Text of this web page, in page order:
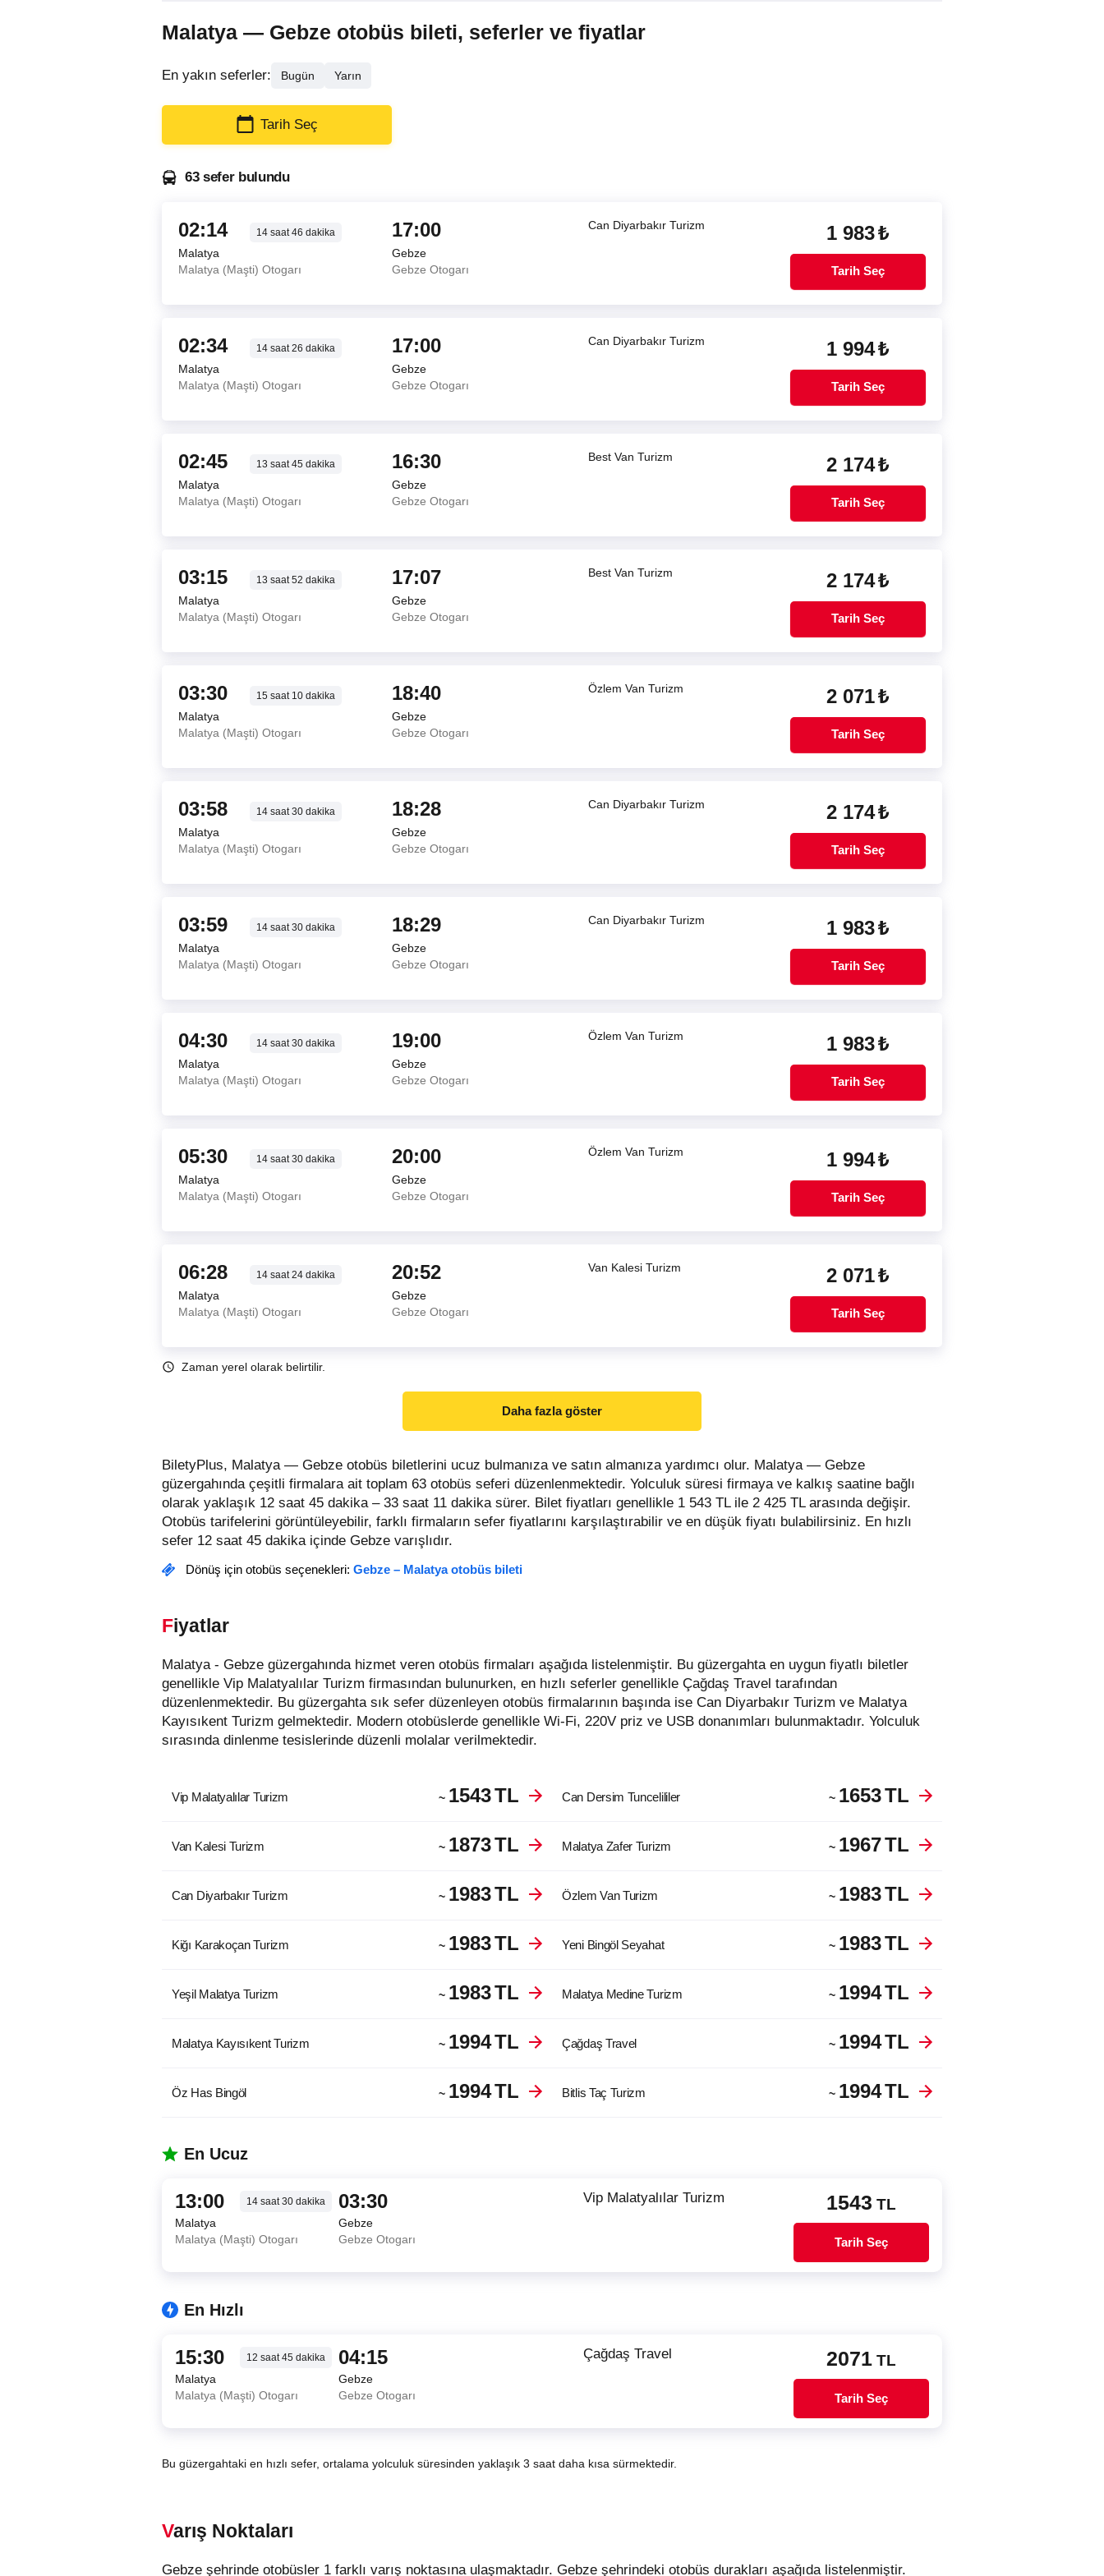
Malatya — Gebze otobüs bileti, seferler ve fiyatlar
En yakın seferler: Bugün Yarın
Tarih Seç
63 sefer bulundu
02:14 14 saat46 dakika
Malatya
Malatya (Maşti) Otogarı
17:00
Gebze
Gebze Otogarı
Can Diyarbakır Turizm 1 983₺
Tarih Seç
02:34 14 saat26 dakika
Malatya
Malatya (Maşti) Otogarı
17:00
Gebze
Gebze Otogarı
Can Diyarbakır Turizm 1 994₺
Tarih Seç
02:45 13 saat45 dakika
Malatya
Malatya (Maşti) Otogarı
16:30
Gebze
Gebze Otogarı
Best Van Turizm 2 174₺
Tarih Seç
03:15 13 saat52 dakika
Malatya
Malatya (Maşti) Otogarı
17:07
Gebze
Gebze Otogarı
Best Van Turizm 2 174₺
Tarih Seç
03:30 15 saat10 dakika
Malatya
Malatya (Maşti) Otogarı
18:40
Gebze
Gebze Otogarı
Özlem Van Turizm 2 071₺
Tarih Seç
03:58 14 saat30 dakika
Malatya
Malatya (Maşti) Otogarı
18:28
Gebze
Gebze Otogarı
Can Diyarbakır Turizm 2 174₺
Tarih Seç
03:59 14 saat30 dakika
Malatya
Malatya (Maşti) Otogarı
18:29
Gebze
Gebze Otogarı
Can Diyarbakır Turizm 1 983₺
Tarih Seç
04:30 14 saat30 dakika
Malatya
Malatya (Maşti) Otogarı
19:00
Gebze
Gebze Otogarı
Özlem Van Turizm 1 983₺
Tarih Seç
05:30 14 saat30 dakika
Malatya
Malatya (Maşti) Otogarı
20:00
Gebze
Gebze Otogarı
Özlem Van Turizm 1 994₺
Tarih Seç
06:28 14 saat24 dakika
Malatya
Malatya (Maşti) Otogarı
20:52
Gebze
Gebze Otogarı
Van Kalesi Turizm 2 071₺
Tarih Seç
Zaman yerel olarak belirtilir.
Daha fazla göster
BiletyPlus, Malatya — Gebze otobüs biletlerini ucuz bulmanıza ve satın almanıza yardımcı olur. Malatya — Gebze
güzergahında çeşitli firmalara ait toplam 63 otobüs seferi düzenlenmektedir. Yolculuk süresi firmaya ve kalkış saatine bağlı
olarak yaklaşık 12 saat 45 dakika – 33 saat 11 dakika sürer. Bilet fiyatları genellikle 1 543 TL ile 2 425 TL arasında değişir.
Otobüs tarifelerini görüntüleyebilir, farklı firmaların sefer fiyatlarını karşılaştırabilir ve en düşük fiyatı bulabilirsiniz. En hızlı
sefer 12 saat 45 dakika içinde Gebze varışlıdır.
Dönüş için otobüs seçenekleri: Gebze – Malatya otobüs bileti
Fiyatlar
Malatya - Gebze güzergahında hizmet veren otobüs firmaları aşağıda listelenmiştir. Bu güzergahta en uygun fiyatlı biletler
genellikle Vip Malatyalılar Turizm firmasından bulunurken, en hızlı seferler genellikle Çağdaş Travel tarafından
düzenlenmektedir. Bu güzergahta sık sefer düzenleyen otobüs firmalarının başında ise Can Diyarbakır Turizm ve Malatya
Kayısıkent Turizm gelmektedir. Modern otobüslerde genellikle Wi-Fi, 220V priz ve USB donanımları bulunmaktadır. Yolculuk
sırasında dinlenme tesislerinde düzenli molalar verilmektedir.
Vip Malatyalılar Turizm ~ 1543TL Can Dersim Tuncelililer ~ 1653TL
Van Kalesi Turizm ~ 1873TL Malatya Zafer Turizm ~ 1967TL
Can Diyarbakır Turizm ~ 1983TL Özlem Van Turizm ~ 1983TL
Kiğı Karakoçan Turizm ~ 1983TL Yeni Bingöl Seyahat ~ 1983TL
Yeşil Malatya Turizm ~ 1983TL Malatya Medine Turizm ~ 1994TL
Malatya Kayısıkent Turizm ~ 1994TL Çağdaş Travel ~ 1994TL
Öz Has Bingöl ~ 1994TL Bitlis Taç Turizm ~ 1994TL
En Ucuz
13:00 14saat30dakika
Malatya
Malatya (Maşti) Otogarı
03:30
Gebze
Gebze Otogarı
Vip Malatyalılar Turizm 1543 TL
Tarih Seç
En Hızlı
15:30 12 saat45dakika
Malatya
Malatya (Maşti) Otogarı
04:15
Gebze
Gebze Otogarı
Çağdaş Travel 2071 TL
Tarih Seç
Bu güzergahtaki en hızlı sefer, ortalama yolculuk süresinden yaklaşık 3 saat daha kısa sürmektedir.
Varış Noktaları
Gebze şehrinde otobüsler 1 farklı varış noktasına ulaşmaktadır. Gebze şehrindeki otobüs durakları aşağıda listelenmiştir.